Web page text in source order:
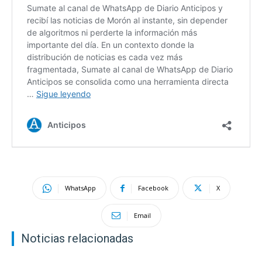
WhatsApp Facebook X
Email
Noticias relacionadas